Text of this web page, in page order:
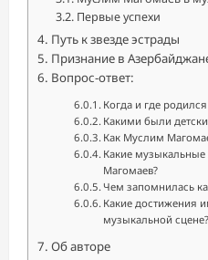
Первые успехи
Путь к звезде эстрады
Признание в
Вопрос-ответ:
Когда и где
Какими были
Как Муслим
Какие
Магомаев?
Чем запомнилась
Какие достижения
музыкальной сцене?
Об авторе